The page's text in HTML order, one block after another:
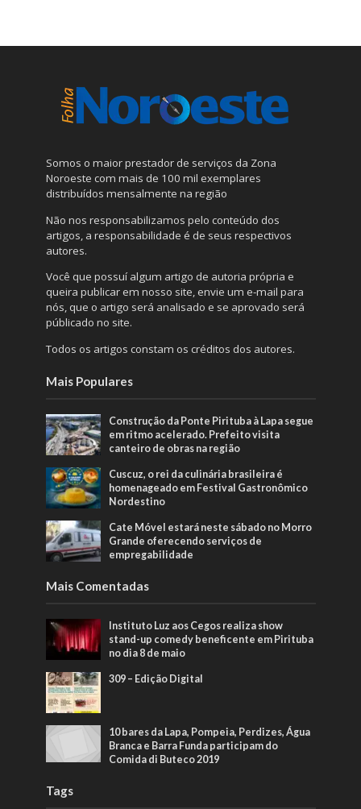
Somos o maior prestador de serviços da Zona
Noroeste com mais de 100 mil exemplares
distribuídos mensalmente na região
Não nos responsabilizamos pelo conteúdo dos
artigos, a responsabilidade é de seus respectivos
autores.
Você que possuí algum artigo de autoria própria e
queira publicar em nosso site, envie um e-mail para
nós, que o artigo será analisado e se aprovado será
públicado no site.
Todos os artigos constam os créditos dos autores.
Mais Populares
Construção da Ponte Pirituba à Lapa segue
em ritmo acelerado. Prefeito visita
canteiro de obras na região
Cuscuz, o rei da culinária brasileira é
homenageado em Festival Gastronômico
Nordestino
Cate Móvel estará neste sábado no Morro
Grande oferecendo serviços de
empregabilidade
Mais Comentadas
Instituto Luz aos Cegos realiza show
stand-up comedy beneficente em Pirituba
no dia 8 de maio
309 – Edição Digital
10 bares da Lapa, Pompeia, Perdizes, Água
Branca e Barra Funda participam do
Comida di Buteco 2019
Tags